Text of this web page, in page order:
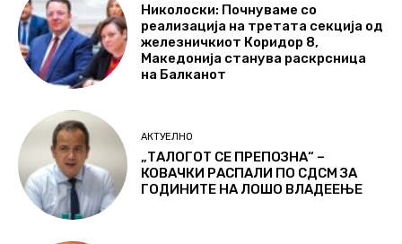
Николоски: Почнуваме со
реализација на третата секција од
железничкиот Коридор 8,
Македонија станува раскрсница
на Балканот
АКТУЕЛНО
„ТАЛОГОТ СЕ ПРЕПОЗНА“ –
КОВАЧКИ РАСПАЛИ ПО СДСМ ЗА
ГОДИНИТЕ НА ЛОШО ВЛАДЕЕЊЕ